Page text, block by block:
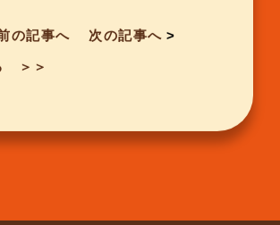
の記事へ 次の記事へ >
＞＞